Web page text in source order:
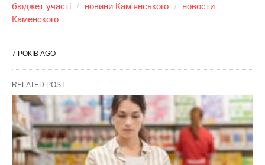
бюджет участі новини Кам'янського
новости
Каменского
7 РОКІВ AGO
RELATED POST